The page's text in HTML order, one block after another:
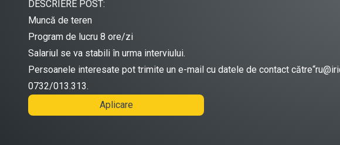
DESCRIERE POST:
Muncă de teren
Program de lucru 8 ore/zi
Salariul se va stabili în urma interviului.
Persoanele interesate pot trimite un e-mail cu datele de contact
0732/013.313.
Aplicare